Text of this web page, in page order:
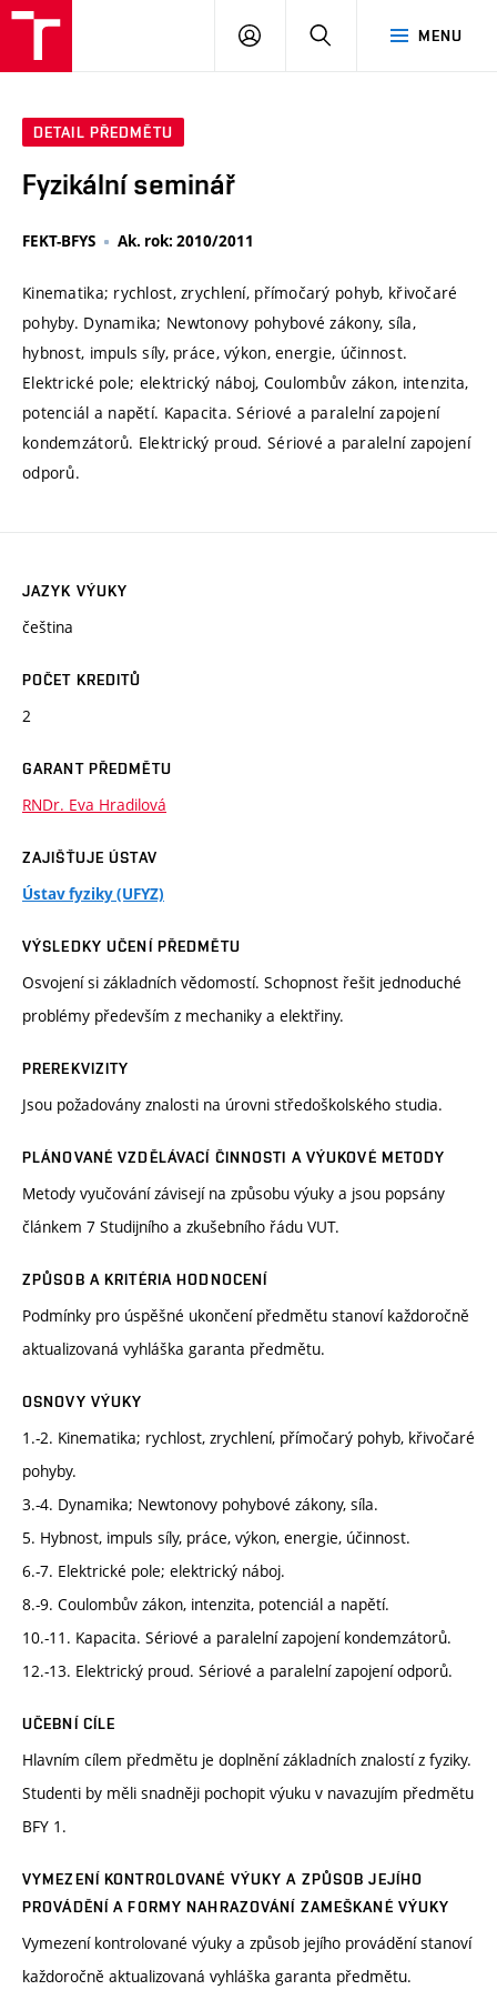
MENU
PŘIHLÁSIT
DETAIL PŘEDMĚTU
Fyzikální seminář
FEKT-BFYS Ak. rok: 2010/2011
Kinematika; rychlost, zrychlení, přímočarý pohyb, křivočaré
pohyby. Dynamika; Newtonovy pohybové zákony, síla,
hybnost, impuls síly, práce, výkon, energie, účinnost.
Elektrické pole; elektrický náboj, Coulombův zákon, intenzita,
potenciál a napětí. Kapacita. Sériové a paralelní zapojení
kondemzátorů. Elektrický proud. Sériové a paralelní zapojení
odporů.
JAZYK VÝUKY
čeština
POČET KREDITŮ
2
GARANT PŘEDMĚTU
RNDr. Eva Hradilová
ZAJIŠŤUJE ÚSTAV
Ústav fyziky (UFYZ)
VÝSLEDKY UČENÍ PŘEDMĚTU
Osvojení si základních vědomostí. Schopnost řešit jednoduché
problémy především z mechaniky a elektřiny.
PREREKVIZITY
Jsou požadovány znalosti na úrovni středoškolského studia.
PLÁNOVANÉ VZDĚLÁVACÍ ČINNOSTI A VÝUKOVÉ METODY
Metody vyučování závisejí na způsobu výuky a jsou popsány
článkem 7 Studijního a zkušebního řádu VUT.
ZPŮSOB A KRITÉRIA HODNOCENÍ
Podmínky pro úspěšné ukončení předmětu stanoví každoročně
aktualizovaná vyhláška garanta předmětu.
OSNOVY VÝUKY
1.-2. Kinematika; rychlost, zrychlení, přímočarý pohyb, křivočaré
pohyby.
3.-4. Dynamika; Newtonovy pohybové zákony, síla.
5. Hybnost, impuls síly, práce, výkon, energie, účinnost.
6.-7. Elektrické pole; elektrický náboj.
8.-9. Coulombův zákon, intenzita, potenciál a napětí.
10.-11. Kapacita. Sériové a paralelní zapojení kondemzátorů.
12.-13. Elektrický proud. Sériové a paralelní zapojení odporů.
UČEBNÍ CÍLE
Hlavním cílem předmětu je doplnění základních znalostí z fyziky.
Studenti by měli snadněji pochopit výuku v navazujím předmětu
BFY 1.
VYMEZENÍ KONTROLOVANÉ VÝUKY A ZPŮSOB JEJÍHO
PROVÁDĚNÍ A FORMY NAHRAZOVÁNÍ ZAMEŠKANÉ VÝUKY
Vymezení kontrolované výuky a způsob jejího provádění stanoví
každoročně aktualizovaná vyhláška garanta předmětu.